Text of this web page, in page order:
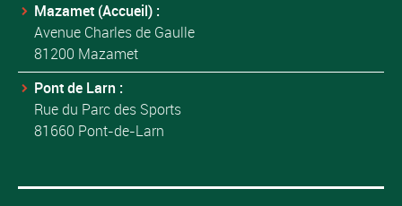
Mazamet (Accueil) :
Avenue Charles de Gaulle
81200 Mazamet
Pont de Larn :
Rue du Parc des Sports
81660 Pont-de-Larn